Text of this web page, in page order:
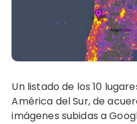
Un listado de los 10 lugares más fotografiados de
América del Sur, de
imágenes subidas a